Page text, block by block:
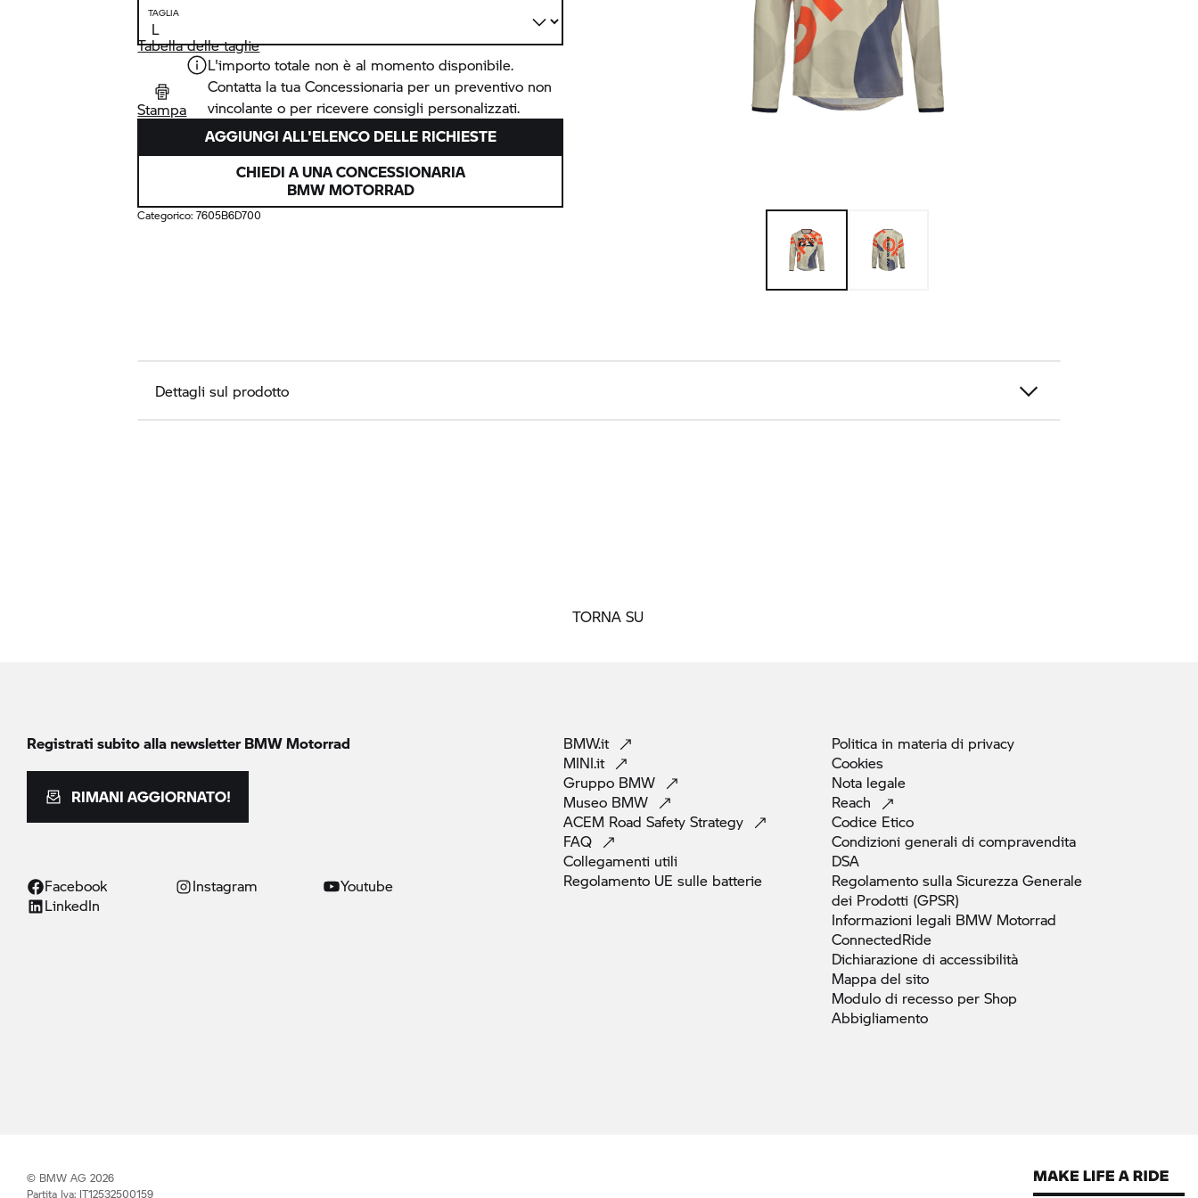
TAGLIA
Tabella delle taglie
Stampa
L'importo totale non è al momento disponibile.
Contatta la tua Concessionaria per un preventivo non
vincolante o per ricevere consigli personalizzati.
AGGIUNGI ALL'ELENCO DELLE RICHIESTE
CHIEDI A UNA CONCESSIONARIA
BMW MOTORRAD
Categorico:7605B6D700
Dettagli sul prodotto
TORNA SU
Registrati subito alla newsletterBMW Motorrad
RIMANI AGGIORNATO!
Facebook Instagram
Youtube
LinkedIn
BMW.it
MINI.it
Gruppo BMW
Museo BMW
ACEM Road Safety Strategy
FAQ
Collegamenti utili
Regolamento UE sulle batterie
Politica in materia di privacy
Cookies
Nota legale
Reach
Codice Etico
Condizioni generali di compravendita
DSA
Regolamento sulla Sicurezza Generale
dei Prodotti (GPSR)
Informazioni legali BMW Motorrad
ConnectedRide
Dichiarazione di accessibilità
Mappa del sito
Modulo di recesso per Shop
Abbigliamento
© BMW AG 2026
Partita Iva: IT12532500159